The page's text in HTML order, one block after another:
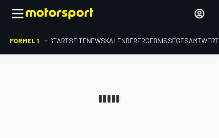
FORMEL 1 STARTSEITENEWSKALENDERERGEBNISSE